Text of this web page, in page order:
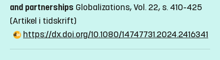
and partnerships Globalizations, Vol. 22, s. 410-425
(Artikel i tidskrift)
https://dx.doi.org/10.1080/14747731.2024.2416341